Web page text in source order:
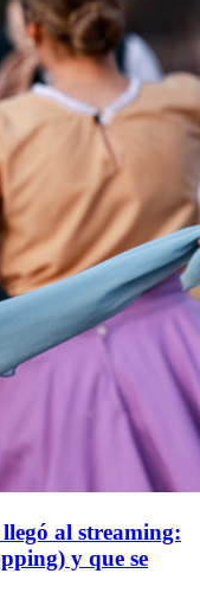
al streaming:
y que se